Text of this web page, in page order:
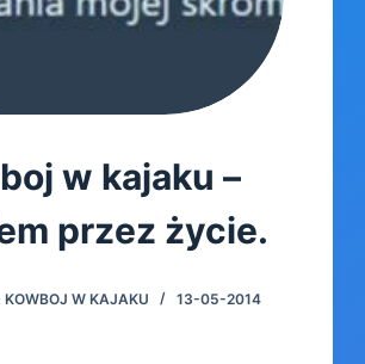
w kajaku –
przez życie.
KOWBOJ W KAJAKU 13-05-2014